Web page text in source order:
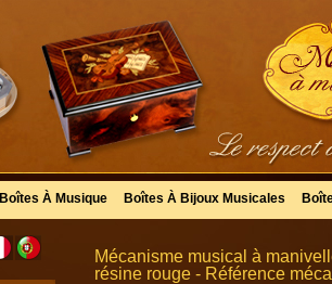
Boîtes À Musique Boîtes À Bijoux Musicales
Mécanisme musical à
résine rouge - Référence